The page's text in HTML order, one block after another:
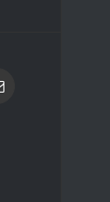
Email